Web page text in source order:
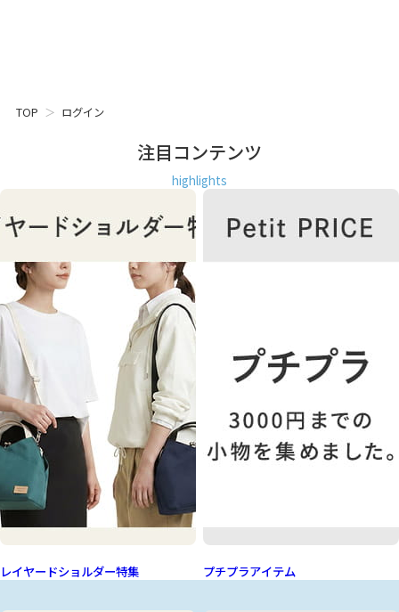
TOP ログイン
注目コンテンツ
highlights
レイヤードショルダー特集 プチプラアイテム